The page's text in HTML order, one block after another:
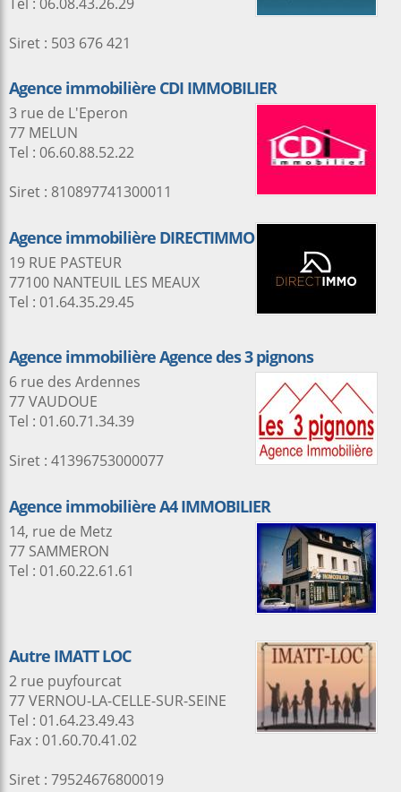
Siret : 503 676 421
Agence immobilière CDI IMMOBILIER
3 rue de L'Eperon
77 MELUN
Tel : 06.60.88.52.22
Siret : 810897741300011
Agence immobilière DIRECTIMMO
19 RUE PASTEUR
77100 NANTEUIL LES MEAUX
Tel : 01.64.35.29.45
Agence immobilière Agence des 3 pignons
6 rue des Ardennes
77 VAUDOUE
Tel : 01.60.71.34.39
Siret : 41396753000077
Agence immobilière A4 IMMOBILIER
14, rue de Metz
77 SAMMERON
Tel : 01.60.22.61.61
Autre IMATT LOC
2 rue puyfourcat
77 VERNOU-LA-CELLE-SUR-SEINE
Tel : 01.64.23.49.43
Fax : 01.60.70.41.02
Siret : 79524676800019